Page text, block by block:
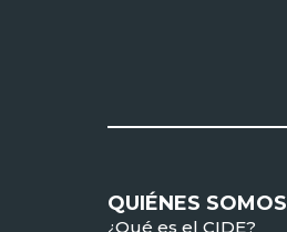
QUIÉNES SOMOS
¿Qué es el CIDE?